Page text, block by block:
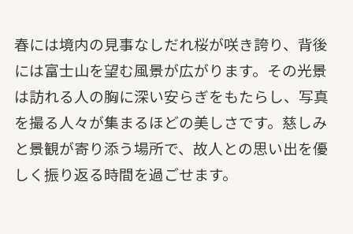
春には境内の見事なしだれ桜が咲き誇り、背後
には富士山を望む風景が広がります。その光景
は訪れる人の胸に深い安らぎをもたらし、写真
を撮る人々が集まるほどの美しさです。慈しみ
と景観が寄り添う場所で、故人との思い出を優
しく振り返る時間を過ごせます。